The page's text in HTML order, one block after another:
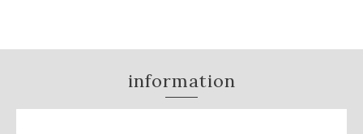
information